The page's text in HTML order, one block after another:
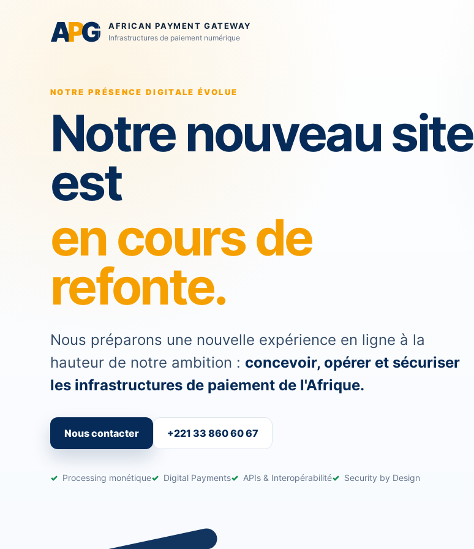
APG AFRICAN PAYMENT GATEWAY
Infrastructures de paiement numérique
NOTRE PRÉSENCE DIGITALE ÉVOLUE
Notre nouveau site
est
en cours de
refonte.
Nous préparons une nouvelle expérience en ligne à la
hauteur de notre ambition : concevoir, opérer et sécuriser
les infrastructures de paiement de l'Afrique.
Nous contacter +221 33 860 60 67
Processing monétique Digital Payments APIs & Interopérabilité Security by Design